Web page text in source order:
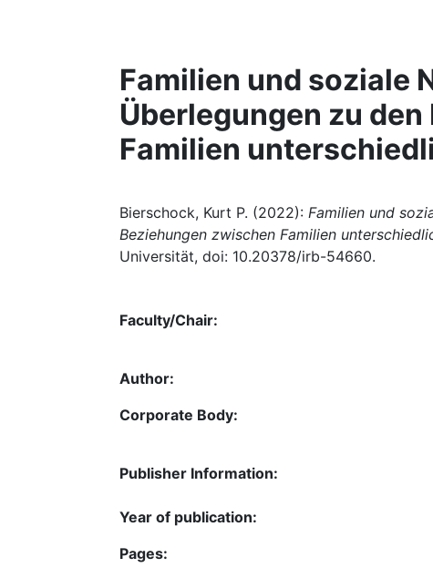
Familien und soziale
Überlegungen zu
Familien
Bierschock, Kurt P. (2022): Familien und
Beziehungen zwischen Familien
Universität, doi: 10.20378/irb-54660.
Faculty/Chair:
Author:
Corporate Body:
Publisher Information:
Year of publication:
Pages: